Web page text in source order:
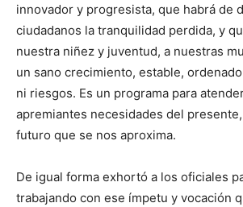
innovador y progresista, que habrá de
ciudadanos la tranquilidad perdida, y
nuestra niñez y juventud, a nuestras
un sano crecimiento, estable,
ni riesgos. Es un programa para
apremiantes necesidades del
futuro que se nos aproxima.
De igual forma exhortó a los oficiales
trabajando con ese ímpetu y vocación